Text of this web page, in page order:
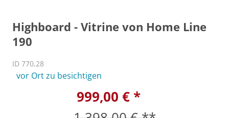
Highboard - Vitrine von Home Line
190
ID 770,28
vor Ort zu besichtigen
999,00 € *